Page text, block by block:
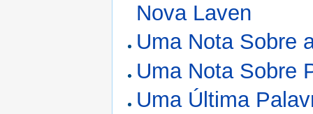
Nova Laven
Uma Nota Sobre
Uma Nota Sobre
Uma Última